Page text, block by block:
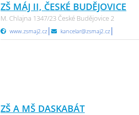
ZŠ MÁJ II, ČESKÉ BUDĚJOVICE
M. Chlajna 1347/23 České Budějovice 2
www.zsmaj2.cz kancelar@zsmaj2.cz
ZŠ A MŠ DASKABÁT